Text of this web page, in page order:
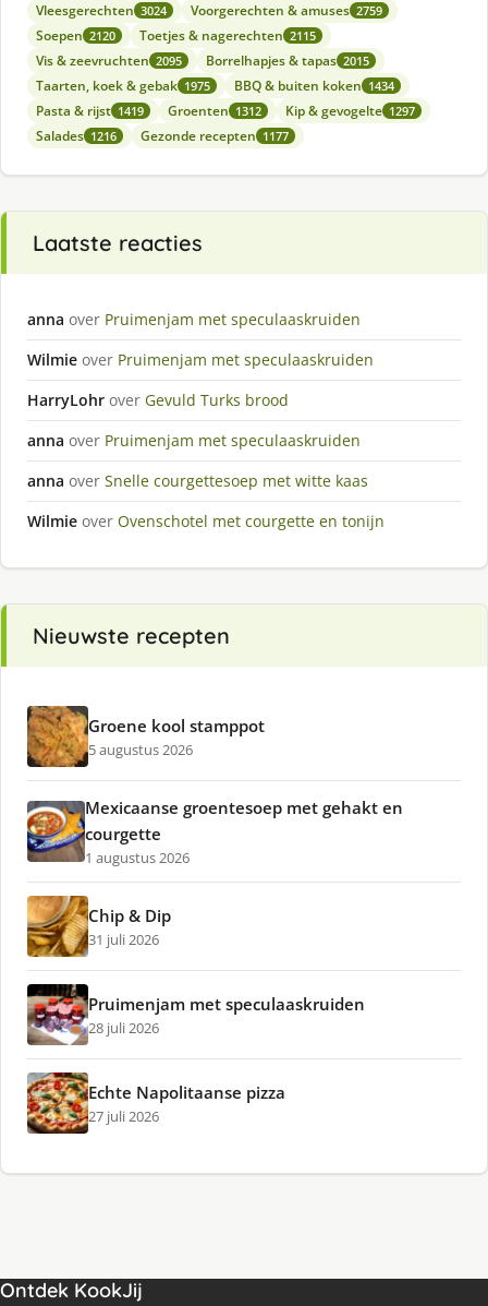
Vleesgerechten 3024 Voorgerechten & amuses 2759
Soepen 2120 Toetjes & nagerechten 2115
Vis & zeevruchten 2095 Borrelhapjes & tapas 2015
Taarten, koek & gebak 1975 BBQ & buiten koken 1434
Pasta & rijst 1419 Groenten 1312 Kip & gevogelte 1297
Salades 1216 Gezonde recepten 1177
Laatste reacties
anna over Pruimenjam met speculaaskruiden
Wilmie over Pruimenjam met speculaaskruiden
HarryLohr over Gevuld Turks brood
anna over Pruimenjam met speculaaskruiden
anna over Snelle courgettesoep met witte kaas
Wilmie over Ovenschotel met courgette en tonijn
Nieuwste recepten
Groene kool stamppot
5 augustus 2026
Mexicaanse groentesoep met gehakt en
courgette
1 augustus 2026
Chip & Dip
31 juli 2026
Pruimenjam met speculaaskruiden
28 juli 2026
Echte Napolitaanse pizza
27 juli 2026
Ontdek KookJij